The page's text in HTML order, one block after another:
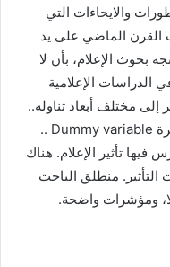
والايحاءات التي
القرن الماضي على يد
بحوث الإعلام، بأن لا
الدراسات الإعلامية
مختلف أبعاد تناوله..
لقد أطلق باحثو هارفارد على هذه الظاهرة Dummy variable ..
تأثير الإعلام. هناك
التأثير. منطلق الباحث
ومؤشرات واضحة.